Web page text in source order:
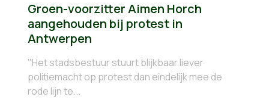
Groen-voorzitter Aimen Horch
aangehouden bij protest in
Antwerpen
"Het stadsbestuur stuurt blijkbaar liever
politiemacht op protest dan eindelijk mee de
rode lijn te...